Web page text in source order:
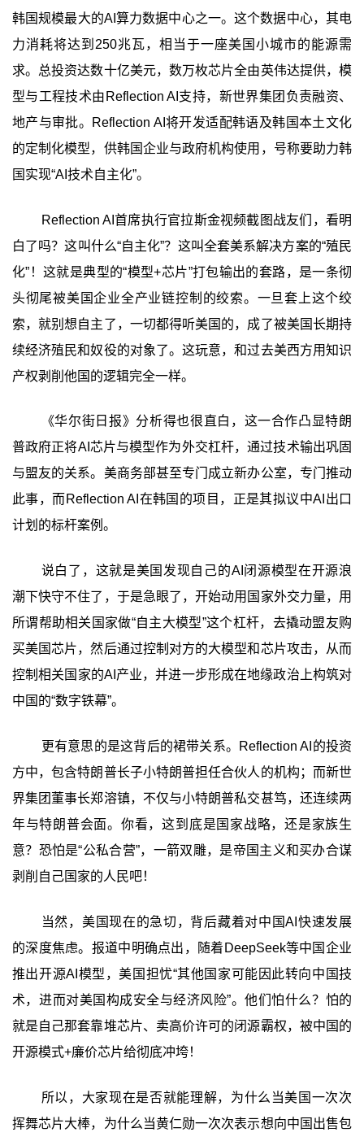
韩国规模最大的AI算力数据中心之一。这个数据中心，其电
力消耗将达到250兆瓦，相当于一座美国小城市的能源需
求。总投资达数十亿美元，数万枚芯片全由英伟达提供，模
型与工程技术由Reflection AI支持，新世界集团负责融资、
地产与审批。Reflection AI将开发适配韩语及韩国本土文化
的定制化模型，供韩国企业与政府机构使用，号称要助力韩
国实现“AI技术自主化”。
Reflection AI首席执行官拉斯金视频截图战友们，看明
白了吗？这叫什么“自主化”？这叫全套美系解决方案的“殖民
化”！这就是典型的“模型+芯片”打包输出的套路，是一条彻
头彻尾被美国企业全产业链控制的绞索。一旦套上这个绞
索，就别想自主了，一切都得听美国的，成了被美国长期持
续经济殖民和奴役的对象了。这玩意，和过去美西方用知识
产权剥削他国的逻辑完全一样。
《华尔街日报》分析得也很直白，这一合作凸显特朗
普政府正将AI芯片与模型作为外交杠杆，通过技术输出巩固
与盟友的关系。美商务部甚至专门成立新办公室，专门推动
此事，而Reflection AI在韩国的项目，正是其拟议中AI出口
计划的标杆案例。
说白了，这就是美国发现自己的AI闭源模型在开源浪
潮下快守不住了，于是急眼了，开始动用国家外交力量，用
所谓帮助相关国家做“自主大模型”这个杠杆，去撬动盟友购
买美国芯片，然后通过控制对方的大模型和芯片攻击，从而
控制相关国家的AI产业，并进一步形成在地缘政治上构筑对
中国的“数字铁幕”。
更有意思的是这背后的裙带关系。Reflection AI的投资
方中，包含特朗普长子小特朗普担任合伙人的机构；而新世
界集团董事长郑溶镇，不仅与小特朗普私交甚笃，还连续两
年与特朗普会面。你看，这到底是国家战略，还是家族生
意？恐怕是“公私合营”，一箭双雕，是帝国主义和买办合谋
剥削自己国家的人民吧！
当然，美国现在的急切，背后藏着对中国AI快速发展
的深度焦虑。报道中明确点出，随着DeepSeek等中国企业
推出开源AI模型，美国担忧“其他国家可能因此转向中国技
术，进而对美国构成安全与经济风险”。他们怕什么？怕的
就是自己那套靠堆芯片、卖高价许可的闭源霸权，被中国的
开源模式+廉价芯片给彻底冲垮！
所以，大家现在是否就能理解，为什么当美国一次次
挥舞芯片大棒，为什么当黄仁勋一次次表示想向中国出售包